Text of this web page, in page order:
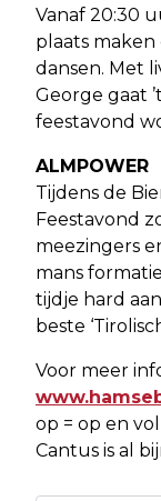
Vanaf 20:30
plaats
dansen. Met
George gaat
feestavond
ALMPOWER
Tijdens de
Feestavond
meezingers
mans
tijdje hard
beste
Voor meer
op = op en
Cantus is al